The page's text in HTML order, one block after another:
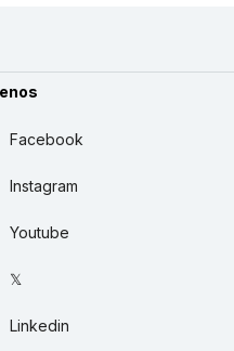
Facebook
Instagram
Youtube
𝕏
Linkedin